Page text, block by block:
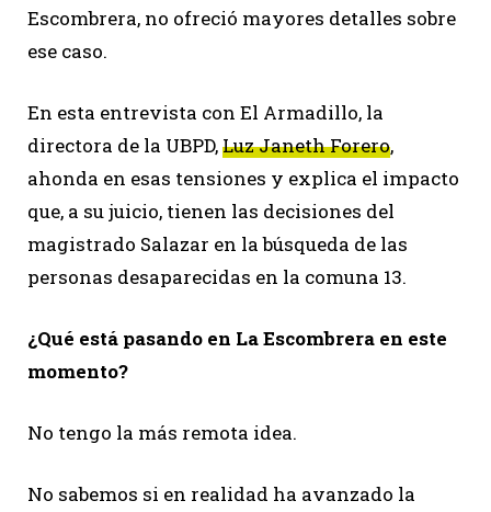
Escombrera, no ofreció mayores detalles sobre
ese caso.
En esta entrevista con El Armadillo, la
directora de la UBPD,Luz Janeth Forero,
ahonda en esas tensiones y explica el impacto
que, a su juicio, tienen las decisiones del
magistrado Salazar en la búsqueda de las
personas desaparecidas en la comuna 13.
¿Qué está pasando en La Escombrera en este
momento?
No tengo la más remota idea.
No sabemos si en realidad ha avanzado la